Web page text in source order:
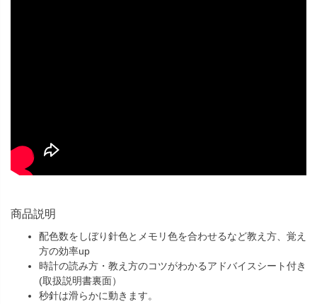
商品説明
配色数をしぼり針色とメモリ色を合わせるなど教え方、覚え
方の効率up
時計の読み方・教え方のコツがわかるアドバイスシート付き
(取扱説明書裏面）
秒針は滑らかに動きます。